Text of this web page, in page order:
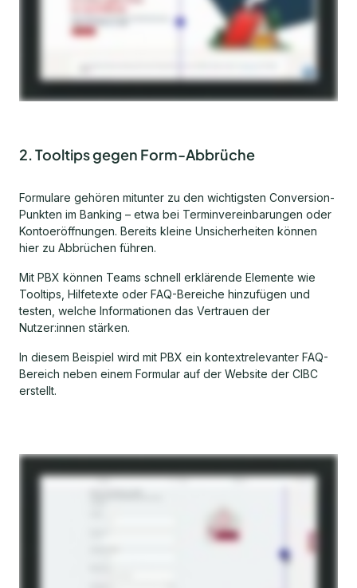
2. Tooltips gegen Form-Abbrüche
Formulare gehören mitunter zu den wichtigsten Conversion-
Punkten im Banking – etwa bei Terminvereinbarungen oder
Kontoeröffnungen. Bereits kleine Unsicherheiten können
hier zu Abbrüchen führen.
Mit PBX können Teams schnell erklärende Elemente wie
Tooltips, Hilfetexte oder FAQ-Bereiche hinzufügen und
testen, welche Informationen das Vertrauen der
Nutzer:innen stärken.
In diesem Beispiel wird mit PBX ein kontextrelevanter FAQ-
Bereich neben einem Formular auf der Website der CIBC
erstellt.